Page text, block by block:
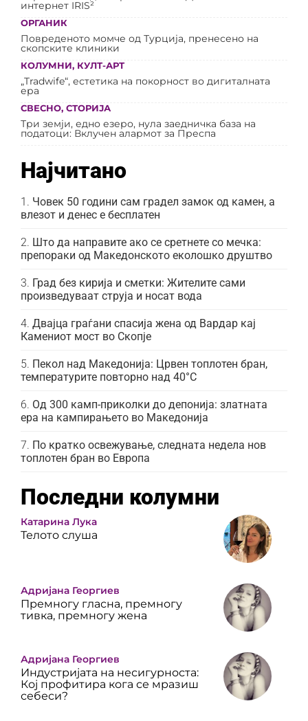
интернет IRIS²
ОРГАНИК
Повреденото момче од Турција, пренесено на
скопските клиники
КОЛУМНИ, КУЛТ-АРТ
„Tradwife“, естетика на покорност во дигиталната
ера
СВЕСНО, СТОРИЈА
Три земји, едно езеро, нула заедничка база на
податоци: Вклучен алармот за Преспа
Најчитано
Човек 50 години сам градел замок од камен, а
влезот и денес е бесплатен
Што да направите ако се сретнете со мечка:
препораки од Македонското еколошко друштво
Град без кирија и сметки: Жителите сами
произведуваат струја и носат вода
Двајца граѓани спасија жена од Вардар кај
Камениот мост во Скопје
Пекол над Македонија: Црвен топлотен бран,
температурите повторно над 40°C
Од 300 камп-приколки до депонија: златната
ера на кампирањето во Македонија
По кратко освежување, следната недела нов
топлотен бран во Европа
Последни колумни
Катарина Лука
Телото слуша
Адријана Георгиев
Премногу гласна, премногу
тивка, премногу жена
Адријана Георгиев
Индустријата на несигурноста:
Кој профитира кога се мразиш
себеси?